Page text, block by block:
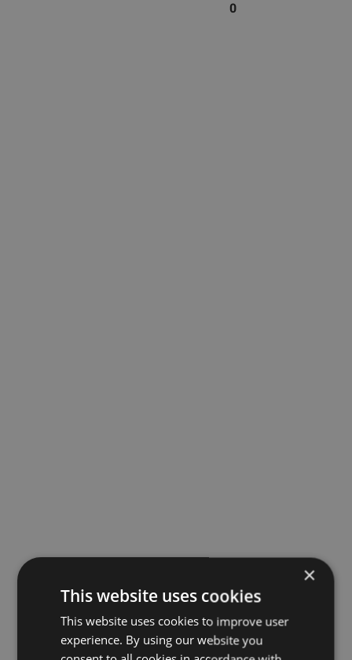
0
×
This website uses cookies
This website uses cookies to improve user
experience. By using our website you